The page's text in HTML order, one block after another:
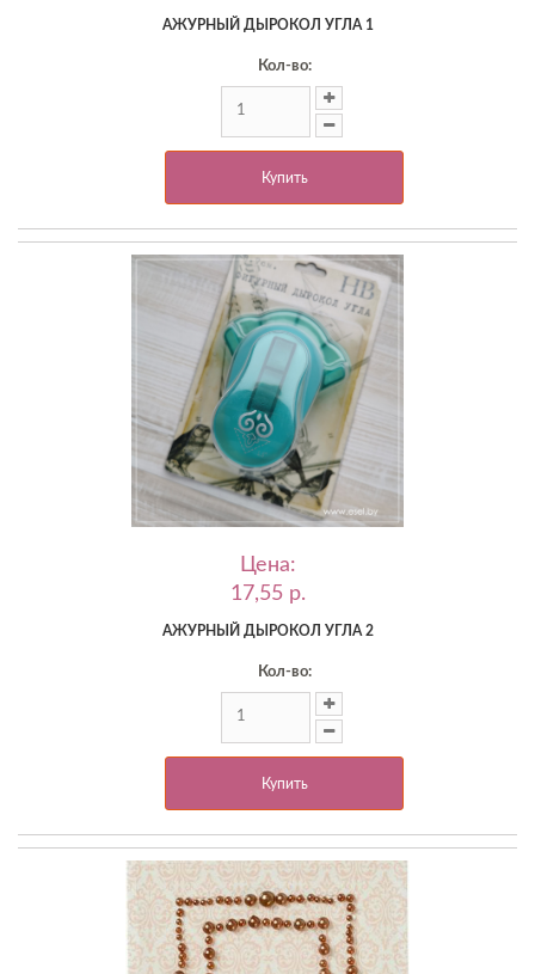
АЖУРНЫЙ ДЫРОКОЛ УГЛА 1
Кол-во:
Купить
Цена:
17,55 p.
АЖУРНЫЙ ДЫРОКОЛ УГЛА 2
Кол-во:
Купить